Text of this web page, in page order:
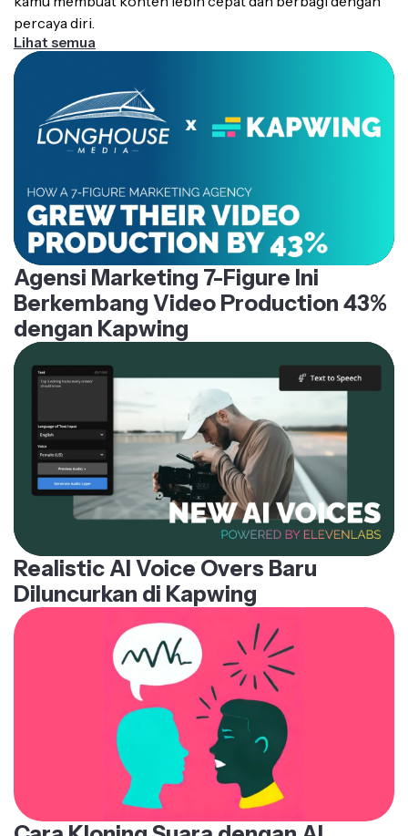
percaya diri.
Lihat semua
Agensi Marketing 7-Figure Ini
Berkembang Video Production 43%
dengan Kapwing
Realistic AI Voice Overs Baru
Diluncurkan di Kapwing